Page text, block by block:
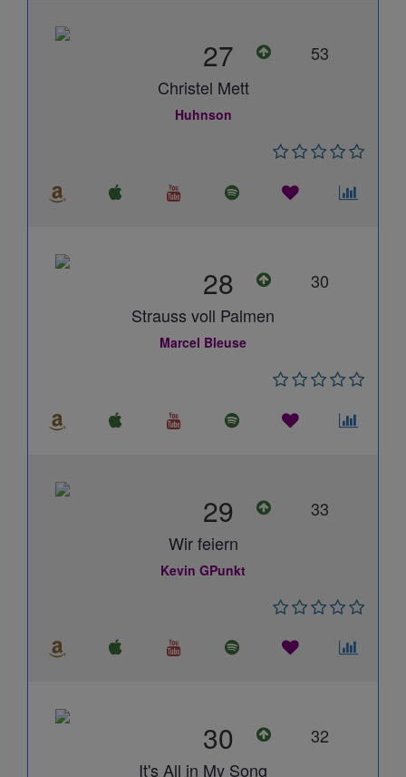
27
53
Christel Mett
Huhnson
28
30
Strauss voll Palmen
Marcel Bleuse
29
33
Wir feiern
Kevin GPunkt
30
32
It's All in My Song